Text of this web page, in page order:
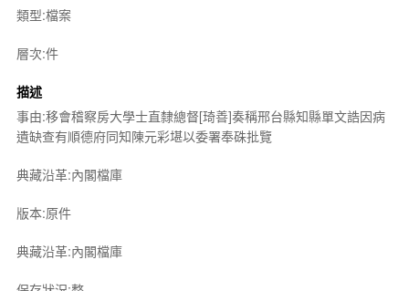
類型:檔案
層次:件
描述
事由:移會稽察房大學士直隸總督[琦善]奏稱邢台縣知縣單文誥因病
遺缺查有順德府同知陳元彩堪以委署奉硃批覽
典藏沿革:內閣檔庫
版本:原件
典藏沿革:內閣檔庫